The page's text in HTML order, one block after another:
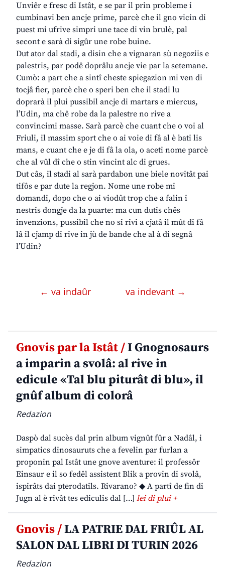
Unviêr e fresc di Istât, e se par il prin probleme i
cumbinavi ben ancje prime, parcè che il gno vicin di
puest mi ufrive simpri une tace di vin brulè, pal
secont e sarà di sigûr une robe buine.
Dut ator dal stadi, a disin che a vignaran sù negoziis e
palestris, par podê doprâlu ancje vie par la setemane.
Cumò: a part che a sintî cheste spiegazion mi ven di
tocjâ fier, parcè che o speri ben che il stadi lu
doprarà il plui pussibil ancje di martars e miercus,
l’Udin, ma chê robe da la palestre no rive a
convincimi masse. Sarà parcè che cuant che o voi al
Friuli, il massim sport che o ai voie di fâ al è bati lis
mans, e cuant che e je di fâ la ola, o aceti nome parcè
che al vûl dî che o stin vincint alc di grues.
Dut câs, il stadi al sarà pardabon une biele novitât pai
tifôs e par dute la regjon. Nome une robe mi
domandi, dopo che o ai viodût trop che a falin i
nestris dongje da la puarte: ma cun dutis chês
invenzions, pussibil che no si rivi a cjatâ il mût di fâ
lâ il cjamp di rive in jù de bande che al à di segnâ
l’Udin?
← va indaûr va indevant →
Gnovis par la Istât /I Gnognosaurs
a imparin a svolâ: al rive in
edicule «Tal blu piturât di blu», il
gnûf album di colorâ
Redazion
Daspò dal sucès dal prin album vignût fûr a Nadâl, i
simpatics dinosauruts che a fevelin par furlan a
proponin pal Istât une gnove aventure: il professôr
Einsaur e il so fedêl assistent Blik a provin di svolâ,
ispirâts dai pterodatils. Rivarano? ◆ A partî de fin di
Jugn al è rivât tes ediculis dal […] lei di plui +
Gnovis /LA PATRIE DAL FRIÛL AL
SALON DAL LIBRI DI TURIN 2026
Redazion